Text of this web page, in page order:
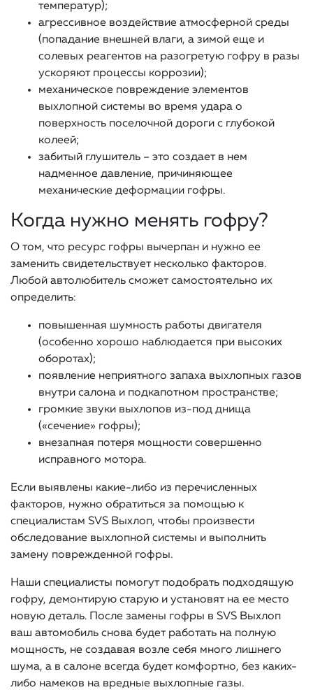
температур);
агрессивное воздействие атмосферной среды
(попадание внешней влаги, а зимой еще и
солевых реагентов на разогретую гофру в разы
ускоряют процессы коррозии);
механическое повреждение элементов
выхлопной системы во время удара о
поверхность поселочной дороги с глубокой
колеей;
забитый глушитель – это создает в нем
надменное давление, причиняющее
механические деформации гофры.
Когда нужно менять гофру?
О том, что ресурс гофры вычерпан и нужно ее
заменить свидетельствует несколько факторов.
Любой автолюбитель сможет самостоятельно их
определить:
повышенная шумность работы двигателя
(особенно хорошо наблюдается при высоких
оборотах);
появление неприятного запаха выхлопных газов
внутри салона и подкапотном пространстве;
громкие звуки выхлопов из-под днища
(«сечение» гофры);
внезапная потеря мощности совершенно
исправного мотора.
Если выявлены какие-либо из перечисленных
факторов, нужно обратиться за помощью к
специалистам SVS Выхлоп, чтобы произвести
обследование выхлопной системы и выполнить
замену поврежденной гофры.
Наши специалисты помогут подобрать подходящую
гофру, демонтирую старую и установят на ее место
новую деталь. После замены гофры в SVS Выхлоп
ваш автомобиль снова будет работать на полную
мощность, не создавая возле себя много лишнего
шума, а в салоне всегда будет комфортно, без каких-
либо намеков на вредные выхлопные газы.